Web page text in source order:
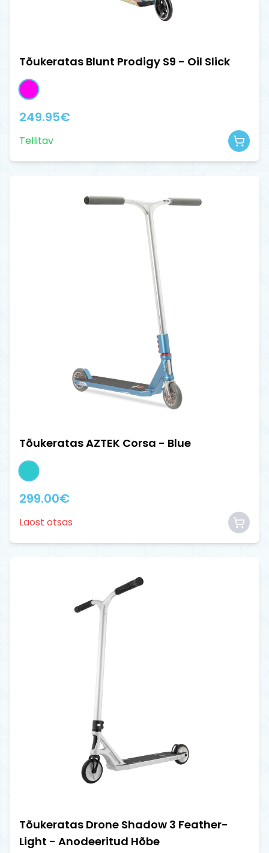
Tõukeratas Blunt Prodigy S9 - Oil Slick
249.95€
Tellitav
Tõukeratas AZTEK Corsa - Blue
299.00€
Laost otsas
Tõukeratas Drone Shadow 3 Feather-
Light - Anodeeritud Hõbe